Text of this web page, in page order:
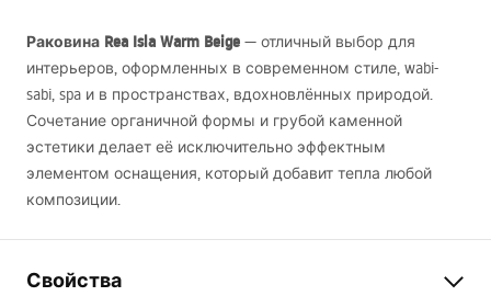
Раковина Rea Isla Warm Beige — отличный выбор для
интерьеров, оформленных в современном стиле, wabi-
sabi, spa и в пространствах, вдохновлённых природой.
Сочетание органичной формы и грубой каменной
эстетики делает её исключительно эффектным
элементом оснащения, который добавит тепла любой
композиции.
Свойства